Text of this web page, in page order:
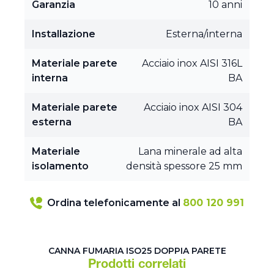
Garanzia 10 anni
Installazione Esterna/interna
Materiale parete
interna
Acciaio inox AISI 316L
BA
Materiale parete
esterna
Acciaio inox AISI 304
BA
Materiale
isolamento
Lana minerale ad alta
densità spessore 25 mm
Ordina telefonicamente al 800 120 991
CANNA FUMARIA ISO25 DOPPIA PARETE
Prodotti correlati